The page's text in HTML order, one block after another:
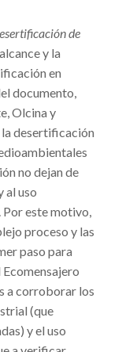
de
y la
en
documento,
Olcina y
desertificación
no dejan de
al uso
Por este motivo,
proceso y las
paso para
Ecomensajero
a corroborar los
(que
y el uso